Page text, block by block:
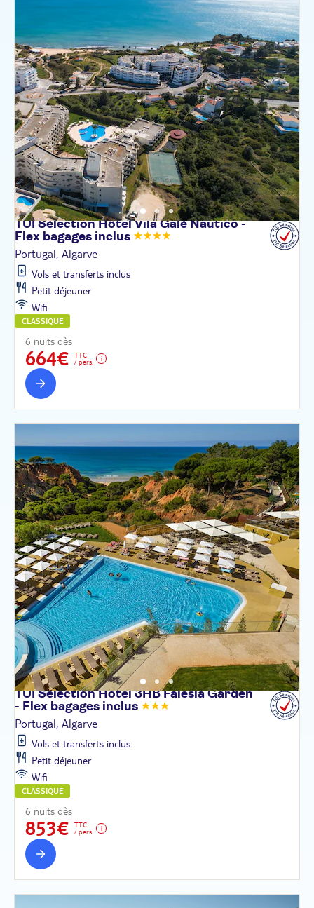
TUI Sélection Hôtel Vila Galé Nautico -
Flex bagages inclus
Portugal, Algarve
Vols et transferts inclus
Petit déjeuner
Wifi
CLASSIQUE
6 nuits dès
664€
TTC
/ pers.
TUI Sélection Hôtel 3HB Falésia Garden
- Flex bagages inclus
Portugal, Algarve
Vols et transferts inclus
Petit déjeuner
Wifi
CLASSIQUE
6 nuits dès
853€
TTC
/ pers.